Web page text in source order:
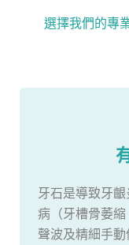
選擇我們的專
牙石是導致牙
病（牙槽骨萎
聲波及精細手